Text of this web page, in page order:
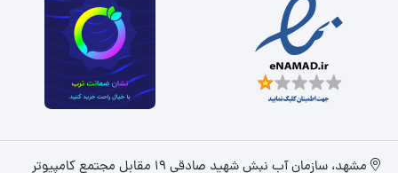
مشهد، سازمان آب نبش شهید صادقی 19 مقابل مجتمع کامپیوتر